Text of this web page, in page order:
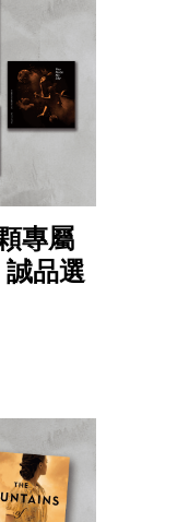
專屬
誠品選